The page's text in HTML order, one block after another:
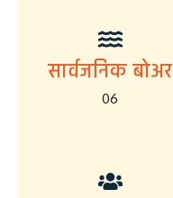
सार्वजनिक बोअर
06